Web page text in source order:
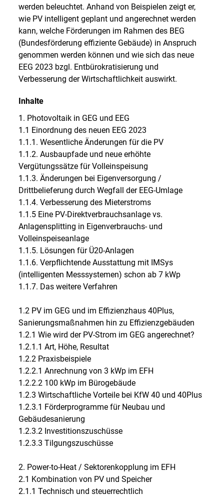
werden beleuchtet. Anhand von Beispielen zeigt er,
wie PV intelligent geplant und angerechnet werden
kann, welche Förderungen im Rahmen des BEG
(Bundesförderung effiziente Gebäude) in Anspruch
genommen werden können und wie sich das neue
EEG 2023 bzgl. Entbürokratisierung und
Verbesserung der Wirtschaftlichkeit auswirkt.
Inhalte
1. Photovoltaik in GEG und EEG
1.1 Einordnung des neuen EEG 2023
1.1.1. Wesentliche Änderungen für die PV
1.1.2. Ausbaupfade und neue erhöhte
Vergütungssätze für Volleinspeisung
1.1.3. Änderungen bei Eigenversorgung /
Drittbelieferung durch Wegfall der EEG-Umlage
1.1.4. Verbesserung des Mieterstroms
1.1.5 Eine PV-Direktverbrauchsanlage vs.
Anlagensplitting in Eigenverbrauchs- und
Volleinspeiseanlage
1.1.5. Lösungen für Ü20-Anlagen
1.1.6. Verpflichtende Ausstattung mit IMSys
(intelligenten Messsystemen) schon ab 7 kWp
1.1.7. Das weitere Verfahren
1.2 PV im GEG und im Effizienzhaus 40Plus,
Sanierungsmaßnahmen hin zu Effizienzgebäuden
1.2.1 Wie wird der PV-Strom im GEG angerechnet?
1.2.1.1 Art, Höhe, Resultat
1.2.2 Praxisbeispiele
1.2.2.1 Anrechnung von 3 kWp im EFH
1.2.2.2 100 kWp im Bürogebäude
1.2.3 Wirtschaftliche Vorteile bei KfW 40 und 40Plus
1.2.3.1 Förderprogramme für Neubau und
Gebäudesanierung
1.2.3.2 Investitionszuschüsse
1.2.3.3 Tilgungszuschüsse
2. Power-to-Heat / Sektorenkopplung im EFH
2.1 Kombination von PV und Speicher
2.1.1 Technisch und steuerrechtlich